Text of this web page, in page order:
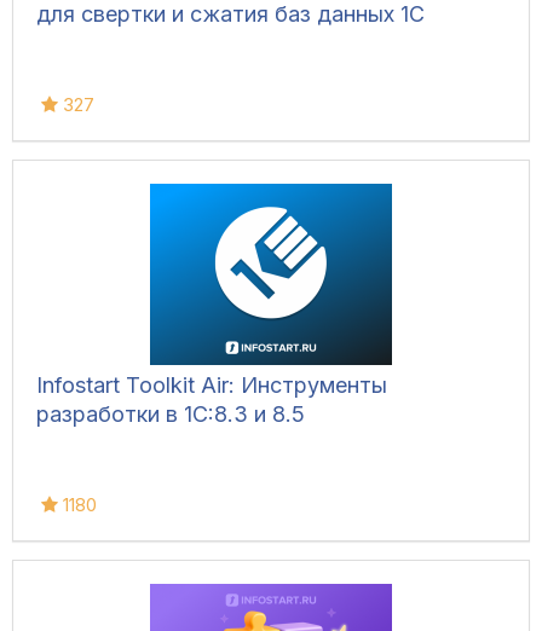
для свертки и сжатия баз данных 1С
327
Infostart Toolkit Air: Инструменты
разработки в 1С:8.3 и 8.5
1180